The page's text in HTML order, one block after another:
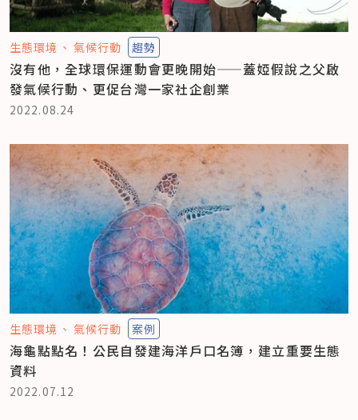
生態環境 氣候行動 趨勢
沒有他，全球環保運動會更晚開始——蓋婭假說之父啟
發氣候行動、更促台灣一家社企創業
2022.08.24
生態環境 氣候行動 案例
海龜點點名！公民自發建海洋戶口名簿，建立重要生態
資料
2022.07.12